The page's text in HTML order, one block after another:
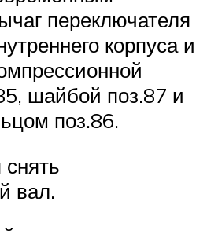
переключателя
корпуса и
шайбой поз.87 и
поз.86.
вал.